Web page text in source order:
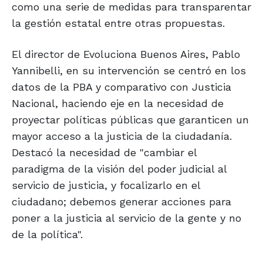
como una serie de medidas para transparentar
la gestión estatal entre otras propuestas.
El director de Evoluciona Buenos Aires, Pablo
Yannibelli, en su intervención se centró en los
datos de la PBA y comparativo con Justicia
Nacional, haciendo eje en la necesidad de
proyectar políticas públicas que garanticen un
mayor acceso a la justicia de la ciudadanía.
Destacó la necesidad de "cambiar el
paradigma de la visión del poder judicial al
servicio de justicia, y focalizarlo en el
ciudadano; debemos generar acciones para
poner a la justicia al servicio de la gente y no
de la política".